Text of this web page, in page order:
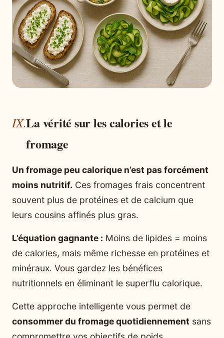
La vérité sur les calories et le
fromage
Un fromage peu calorique n’est pas forcément
moins nutritif. Ces fromages frais concentrent
souvent plus de protéines et de calcium que
leurs cousins affinés plus gras.
L’équation gagnante : Moins de lipides = moins
de calories, mais même richesse en protéines et
minéraux. Vous gardez les bénéfices
nutritionnels en éliminant le superflu calorique.
Cette approche intelligente vous permet de
consommer du fromage quotidiennement sans